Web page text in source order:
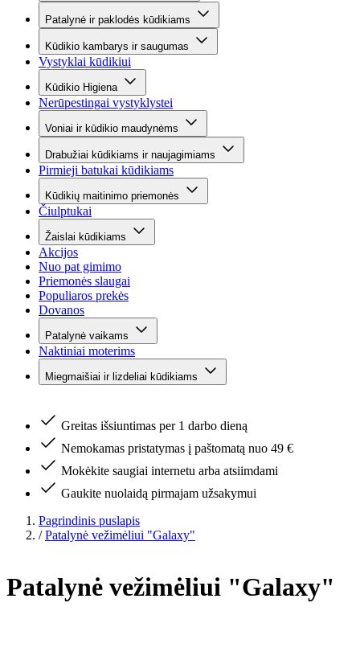
Patalynė ir paklodės kūdikiams
Kūdikio kambarys ir saugumas
Vystyklai kūdikiui
Kūdikio Higiena
Nerūpestingai vystyklystei
Voniai ir kūdikio maudynėms
Drabužiai kūdikiams ir naujagimiams
Pirmieji batukai kūdikiams
Kūdikių maitinimo priemonės
Čiulptukai
Žaislai kūdikiams
Akcijos
Nuo pat gimimo
Priemonės slaugai
Populiaros prekės
Dovanos
Patalynė vaikams
Naktiniai moterims
Miegmaišiai ir lizdeliai kūdikiams
Greitas išsiuntimas per 1 darbo dieną
Nemokamas pristatymas į paštomatą nuo 49 €
Mokėkite saugiai internetu arba atsiimdami
Gaukite nuolaidą pirmajam užsakymui
Pagrindinis puslapis
/ Patalynė vežimėliui "Galaxy"
Patalynė vežimėliui "Galaxy"